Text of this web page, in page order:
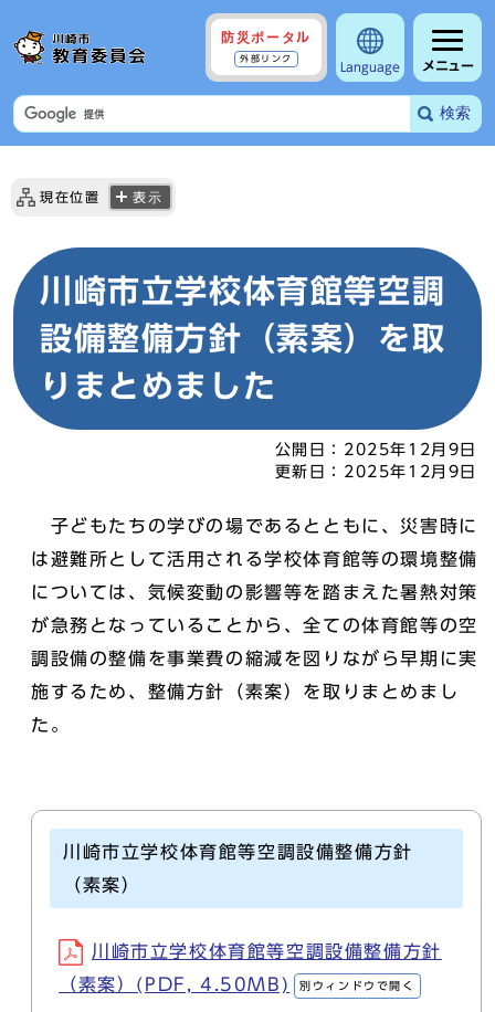
防災ポータル
外部リンク
Language メニュー
検索
現在位置 表示
川崎市立学校体育館等空調
設備整備方針（素案）を取
りまとめました
公開日： 2025年12月9日
更新日： 2025年12月9日
子どもたちの学びの場であるとともに、災害時に
は避難所として活用される学校体育館等の環境整備
については、気候変動の影響等を踏まえた暑熱対策
が急務となっていることから、全ての体育館等の空
調設備の整備を事業費の縮減を図りながら早期に実
施するため、整備方針（素案）を取りまとめまし
た。
川崎市立学校体育館等空調設備整備方針
（素案）
川崎市立学校体育館等空調設備整備方針
（素案）(PDF, 4.50MB)
別ウィンドウで開く